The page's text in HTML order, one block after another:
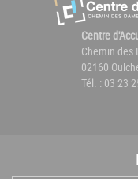
Centre
Chemin des
02160
Tél. : 03 23